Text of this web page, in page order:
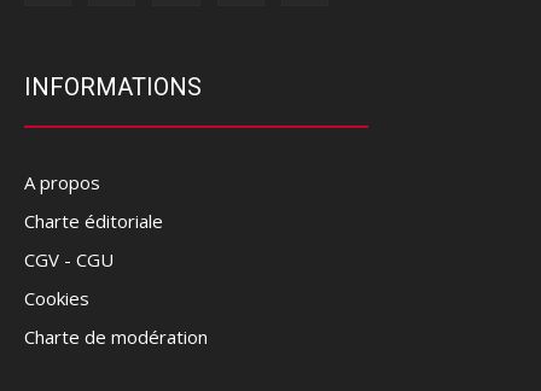
INFORMATIONS
A propos
Charte éditoriale
CGV - CGU
Cookies
Charte de modération